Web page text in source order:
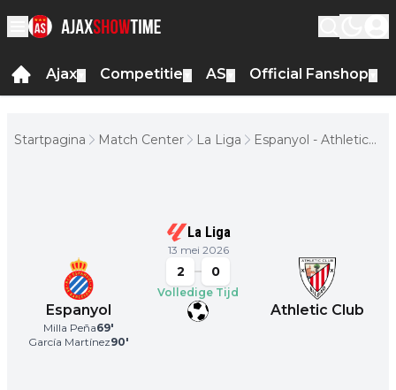
Ajax Competitie AS Official Fanshop
Startpagina Match Center La Liga
Espanyol - Athletic
La Liga
13 mei 2026
Espanyol
Milla Peña69'
García Martínez90'
2 0
Volledige Tijd
Athletic Club